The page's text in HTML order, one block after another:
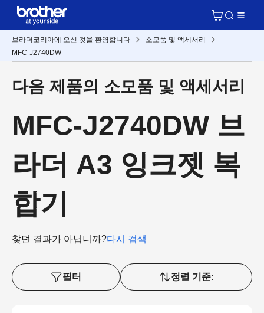
브라더코리아에 오신 것을 환영합니다
소모품 및 액세서리
MFC-J2740DW
다음 제품의 소모품 및 액세서리
MFC-J2740DW 브
라더 A3 잉크젯 복
합기
찾던 결과가 아닙니까?다시 검색
필터 정렬 기준: